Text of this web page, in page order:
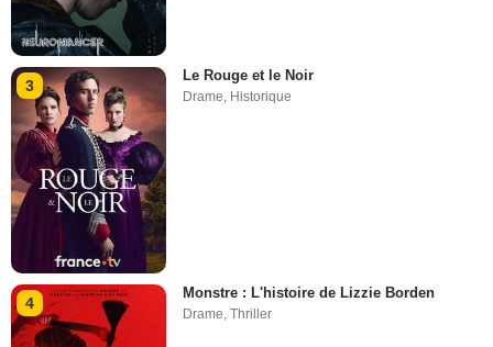
3
Le Rouge et le Noir
Drame Historique
4
Monstre : L'histoire de Lizzie Borden
Drame,Thriller